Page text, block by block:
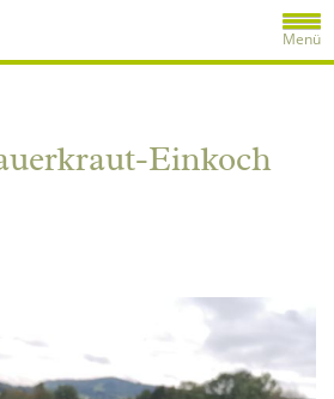
Menü
Einkoch